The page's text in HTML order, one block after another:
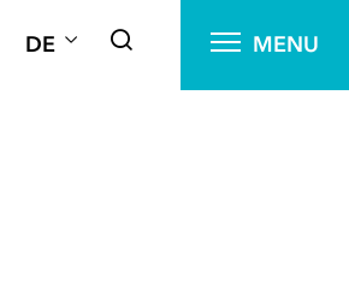
DE MENU